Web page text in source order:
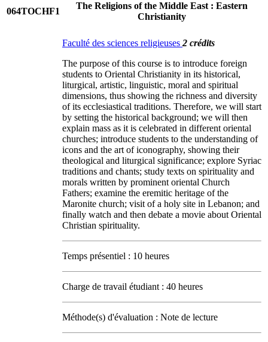
064TOCHF1
The Religions of the Middle East : Eastern
Christianity
Faculté des sciences religieuses 2 crédits
The purpose of this course is to introduce foreign
students to Oriental Christianity in its historical,
liturgical, artistic, linguistic, moral and spiritual
dimensions, thus showing the richness and diversity
of its ecclesiastical traditions. Therefore, we will start
by setting the historical background; we will then
explain mass as it is celebrated in different oriental
churches; introduce students to the understanding of
icons and the art of iconography, showing their
theological and liturgical significance; explore Syriac
traditions and chants; study texts on spirituality and
morals written by prominent oriental Church
Fathers; examine the eremitic heritage of the
Maronite church; visit of a holy site in Lebanon; and
finally watch and then debate a movie about Oriental
Christian spirituality.
Temps présentiel : 10 heures
Charge de travail étudiant : 40 heures
Méthode(s) d'évaluation : Note de lecture